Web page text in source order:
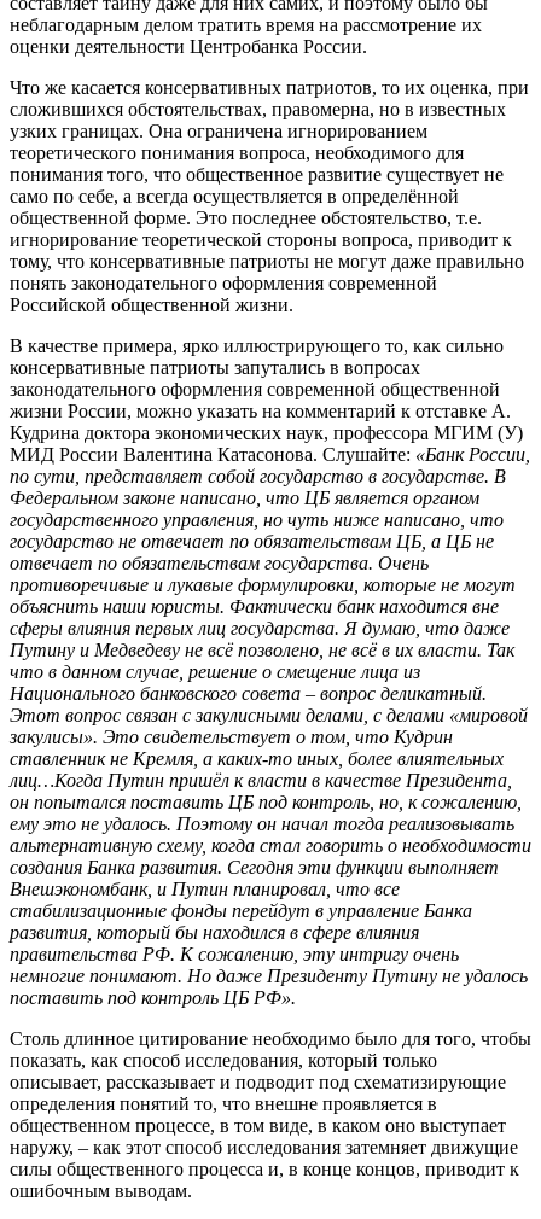
неблагодарным делом тратить время на рассмотрение их
оценки деятельности Центробанка России.
Что же касается консервативных патриотов, то их оценка, при
сложившихся обстоятельствах, правомерна, но в известных
узких границах. Она ограничена игнорированием
теоретического понимания вопроса, необходимого для
понимания того, что общественное развитие существует не
само по себе, а всегда осуществляется в определённой
общественной форме. Это последнее обстоятельство, т.е.
игнорирование теоретической стороны вопроса, приводит к
тому, что консервативные патриоты не могут даже правильно
понять законодательного оформления современной
Российской общественной жизни.
В качестве примера, ярко иллюстрирующего то, как сильно
консервативные патриоты запутались в вопросах
законодательного оформления современной общественной
жизни России, можно указать на комментарий к отставке А.
Кудрина доктора экономических наук, профессора МГИМ (У)
МИД России Валентина Катасонова. Слушайте: «Банк России,
по сути, представляет собой государство в государстве. В
Федеральном законе написано, что ЦБ является органом
государственного управления, но чуть ниже написано, что
государство не отвечает по обязательствам ЦБ, а ЦБ не
отвечает по обязательствам государства. Очень
противоречивые и лукавые формулировки, которые не могут
объяснить наши юристы. Фактически банк находится вне
сферы влияния первых лиц государства. Я думаю, что даже
Путину и Медведеву не всё позволено, не всё в их власти. Так
что в данном случае, решение о смещение лица из
Национального банковского совета – вопрос деликатный.
Этот вопрос связан с закулисными делами, с делами «мировой
закулисы». Это свидетельствует о том, что Кудрин
ставленник не Кремля, а каких-то иных, более влиятельных
лиц…Когда Путин пришёл к власти в качестве Президента,
он попытался поставить ЦБ под контроль, но, к сожалению,
ему это не удалось. Поэтому он начал тогда реализовывать
альтернативную схему, когда стал говорить о необходимости
создания Банка развития. Сегодня эти функции выполняет
Внешэкономбанк, и Путин планировал, что все
стабилизационные фонды перейдут в управление Банка
развития, который бы находился в сфере влияния
правительства РФ. К сожалению, эту интригу очень
немногие понимают. Но даже Президенту Путину не удалось
поставить под контроль ЦБ РФ».
Столь длинное цитирование необходимо было для того, чтобы
показать, как способ исследования, который только
описывает, рассказывает и подводит под схематизирующие
определения понятий то, что внешне проявляется в
общественном процессе, в том виде, в каком оно выступает
наружу, – как этот способ исследования затемняет движущие
силы общественного процесса и, в конце концов, приводит к
ошибочным выводам.